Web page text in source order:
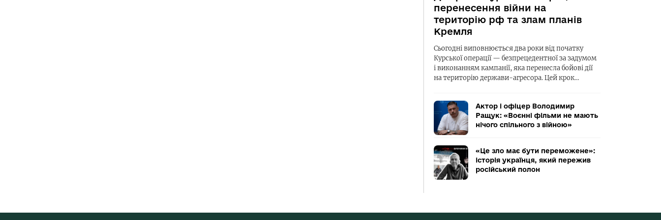
перенесення війни на
територію рф та злам планів
Кремля
Сьогодні виповнюється два роки від початку
Курської операції — безпрецедентної за задумом
і виконанням кампанії, яка перенесла бойові дії
на територію держави-агресора. Цей крок…
Актор і офіцер Володимир
Ращук: «Воєнні фільми не мають
нічого спільного з війною»
«Це зло має бути переможене»:
історія українця, який пережив
російський полон